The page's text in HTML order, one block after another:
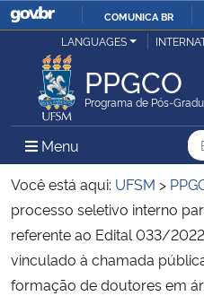
COMUNICA BR
Ministério da Justiça e Segurança
Ministério da Defesa
Ministério das Relações Exteriores
Ministério da Economia
LANGUAGES
PPGCO
Programa de Pós-
Menu Menu Principal
Você está aqui: UFSM >
processo seletivo interno
referente ao Edital 033/
vinculado à chamada
formação de doutores em